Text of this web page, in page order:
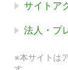
サイトア
法人・プ
※本サイトは